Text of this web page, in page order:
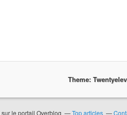
Theme:
sur le portail Overblog Top articles